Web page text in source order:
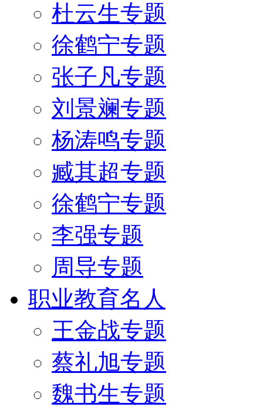
杜云生专题
徐鹤宁专题
张子凡专题
刘景斓专题
杨涛鸣专题
臧其超专题
徐鹤宁专题
李强专题
周导专题
职业教育名人
王金战专题
蔡礼旭专题
魏书生专题